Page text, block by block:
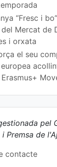
“Fresc i
Mercat de
i orxata
el seu
pel
Premsa de
contacte